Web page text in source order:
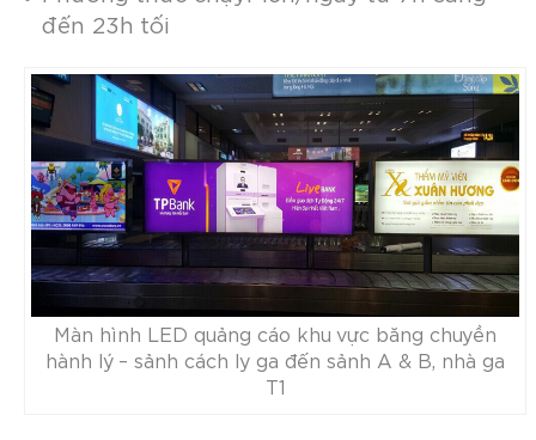
đến 23h tối
Màn hình LED quảng cáo khu vực băng chuyền
hành lý – sảnh cách ly ga đến sảnh A & B, nhà ga
T1